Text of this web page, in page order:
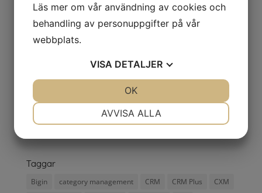
Zoho Desk
Zoho Learn
Zoho One
Zoho Plus
Zoho Projects
Taggar
Bigin category management CRM CRM Plus
CXM
Läs mer om vår användning av cookies och
behandling av personuppgifter på vår
webbplats.
VISA DETALJER
AVVISA ALLA
OK